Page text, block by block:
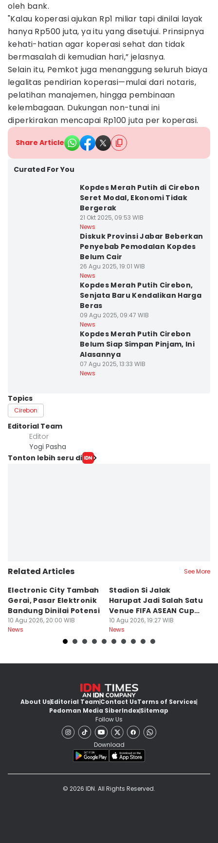
oleh bank.
"Kalau koperasi ajukan Rp1 miliar tapi dinilai layak
hanya Rp500 juta, ya itu yang disetujui. Prinsipnya
kehati-hatian agar koperasi sehat dan tidak
bermasalah di kemudian hari,” jelasnya.
Selain itu, Pemkot juga menanggung seluruh biaya
legalitas pendirian koperasi—mulai dari notaris,
pelatihan manajemen, hingga pembinaan
kelembagaan. Dukungan non-tunai ini
diperkirakan mencapai Rp100 juta per koperasi.
Share Article
Curated For You
Kopdes Merah Putih di Cirebon
Seret Modal, Ekonomi Tidak
Bergerak
21 Okt 2025, 09:53 WIB
News
Diskuk Provinsi Jabar Beberkan
Penyebab Pemodalan Kopdes
Belum Cair
26 Agu 2025, 19:01 WIB
News
Kopdes Merah Putih Cirebon,
Senjata Baru Kendalikan Harga
Beras
09 Agu 2025, 09:47 WIB
News
Kopdes Merah Putih Cirebon
Belum Siap Simpan Pinjam, Ini
Alasannya
07 Agu 2025, 13:33 WIB
News
Topics
Cirebon
Editorial Team
Editor
Yogi Pasha
Tonton lebih seru di
Related Articles See More
Electronic City Tambah
Gerai, Pasar Elektronik
Bandung Dinilai Potensi
10 Agu 2026, 20:00 WIB
News
Stadion Si Jalak
Harupat Jadi Salah Satu
Venue FIFA ASEAN Cup
2026
10 Agu 2026, 19:27 WIB
News
About UsEditorial TeamContact UsTerms of Services
Pedoman Media SiberIndexSitemap
Follow Us
Download
© 2026 IDN. All Rights Reserved.